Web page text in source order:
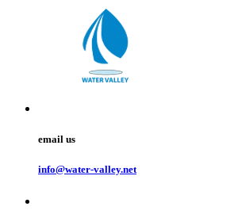
email us
info@water-valley.net